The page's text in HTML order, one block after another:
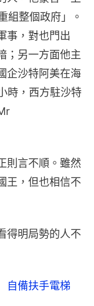
組整個政府」。
事，對也門出
；另一方面他主
企沙特阿美在海
時，西方駐沙特
則言不順。雖然
王，但也相信不
得明局勢的人不
自備扶手電梯